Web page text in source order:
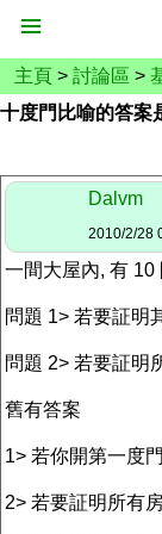
主頁 > 討論區 >
十度門比喻的答案
Dalvm
2010/2/28
一間大屋內, 有 10
問題 1> 若要証明
問題 2> 若要証明
舊有答案
1> 若你開第一度
2> 若要証明所有